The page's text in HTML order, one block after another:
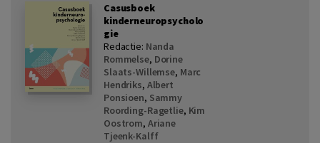
Casusboek
kinderneuropsycholo
gie
Redactie: Nanda
Rommelse, Dorine
Slaats-Willemse, Marc
Hendriks, Albert
Ponsioen, Sammy
Roording-Ragetlie, Kim
Oostrom, Ariane
Tjeenk-Kalff